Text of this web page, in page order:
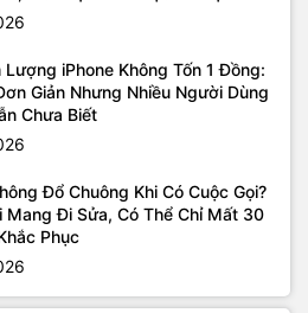
Lượng iPhone Không Tốn 1 Đồng:
Giản Nhưng Nhiều Người Dùng
Chưa Biết
Đổ Chuông Khi Có Cuộc Gọi?
Mang Đi Sửa, Có Thể Chỉ Mất 30
Phục